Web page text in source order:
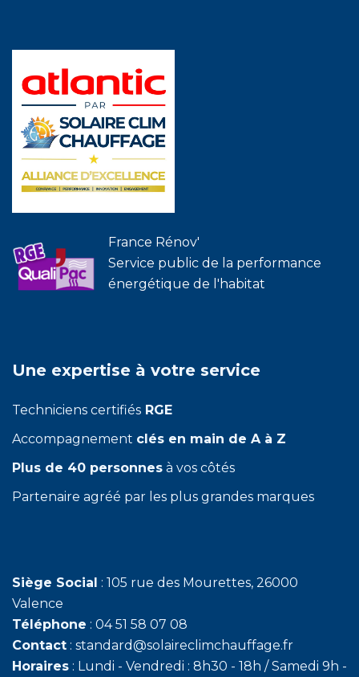
France Rénov'
Service public de la performance
énergétique de l'habitat
Une expertise à votre service
Techniciens certifiés RGE
Accompagnement clés en main de A à Z
Plus de 40 personnes à vos côtés
Partenaire agréé par les plus grandes marques
Siège Social : 105 rue des Mourettes, 26000
Valence
Téléphone : 04 51 58 07 08
Contact : standard@solaireclimchauffage.fr
Horaires : Lundi - Vendredi : 8h30 - 18h / Samedi 9h -